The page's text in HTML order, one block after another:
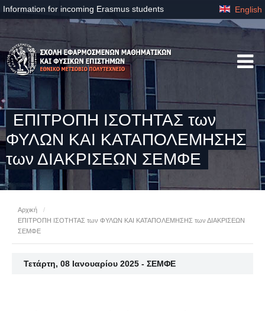
Information for incoming Erasmus students English
ΕΠΙΤΡΟΠΗ ΙΣΟΤΗΤΑΣ των
ΦΥΛΩΝ ΚΑΙ ΚΑΤΑΠΟΛΕΜΗΣΗΣ
των ΔΙΑΚΡΙΣΕΩΝ ΣΕΜΦΕ
Αρχική
/
ΕΠΙΤΡΟΠΗ ΙΣΟΤΗΤΑΣ των ΦΥΛΩΝ ΚΑΙ ΚΑΤΑΠΟΛΕΜΗΣΗΣ των ΔΙΑΚΡΙΣΕΩΝ
ΣΕΜΦΕ
Τετάρτη, 08 Ιανουαρίου 2025 - ΣΕΜΦΕ